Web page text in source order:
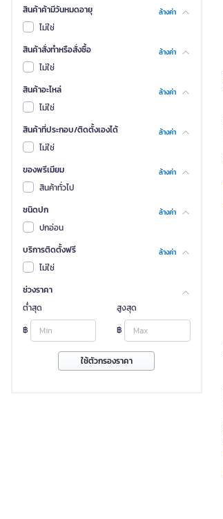
สินค้าค้ามีวันหมดอายุ
ล้างค่า
ไม่ใช่
สินค้าสั่งทำหรือสั่งซื้อ
ล้างค่า
ไม่ใช่
สินค้าอะไหล่
ล้างค่า
ไม่ใช่
สินค้าที่ประกอบ/ติดตั้งเองได้
ล้างค่า
ไม่ใช่
ของพรีเมียม
ล้างค่า
สินค้าทั่วไป
ชนิดปก
ล้างค่า
ปกอ่อน
บริการติดตั้งฟรี
ล้างค่า
ไม่ใช่
ช่วงราคา
ต่ำสุด
฿
สูงสุด
฿
ใช้ตัวกรองราคา